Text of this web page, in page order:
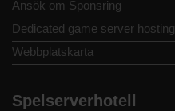
Ansök om Sponsring
Dedicated game server hosting
Webbplatskarta
Spelserverhotell